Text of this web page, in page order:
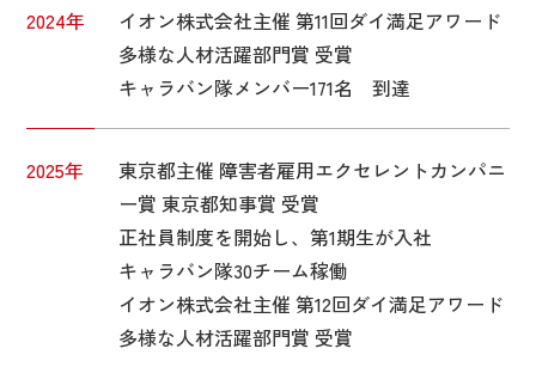
2024年
イオン株式会社主催 第11回ダイ満足アワード
多様な人材活躍部門賞 受賞
キャラバン隊メンバー171名 到達
2025年
東京都主催 障害者雇用エクセレントカンパニ
ー賞 東京都知事賞 受賞
正社員制度を開始し、第1期生が入社
キャラバン隊30チーム稼働
イオン株式会社主催 第12回ダイ満足アワード
多様な人材活躍部門賞 受賞